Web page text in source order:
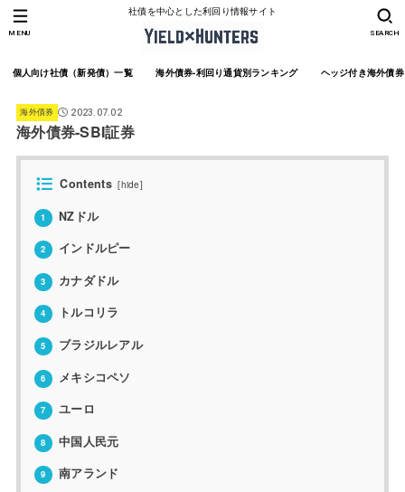
社債を中心とした利回り情報サイト
個人向け社債（新発債）一覧 海外債券-利回り通貨別ランキング ヘッジ付き海外債
SEARCH
MENU
海外債券 2023.07.02
海外債券-SBI証券
Contents [hide]
1 NZドル
2 インドルピー
3 カナダドル
4 トルコリラ
5 ブラジルレアル
6 メキシコペソ
7 ユーロ
8 中国人民元
9 南アランド